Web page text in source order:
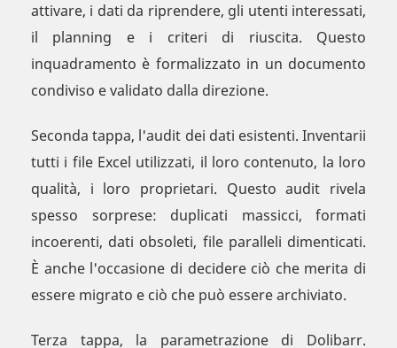
attivare, i dati da riprendere, gli utenti interessati,
il planning e i criteri di riuscita. Questo
inquadramento è formalizzato in un documento
condiviso e validato dalla direzione.
Seconda tappa, l'audit dei dati esistenti. Inventarii
tutti i file Excel utilizzati, il loro contenuto, la loro
qualità, i loro proprietari. Questo audit rivela
spesso sorprese: duplicati massicci, formati
incoerenti, dati obsoleti, file paralleli dimenticati.
È anche l'occasione di decidere ciò che merita di
essere migrato e ciò che può essere archiviato.
Terza tappa, la parametrazione di Dolibarr.